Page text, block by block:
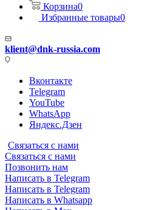
Корзина0
Избранные товары0
klient@dnk-russia.com
Вконтакте
Telegram
YouTube
WhatsApp
Яндекс.Дзен
Связаться с нами
Связаться с нами
Позвонить нам
Написать в Telegram
Написать в Telegram
Написать в Whatsapp